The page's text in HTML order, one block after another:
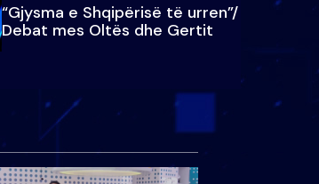
“Gjysma e Shqipërisë të urren”/
Debat mes Oltës dhe Gertit